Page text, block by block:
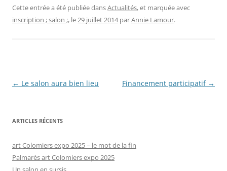
Cette entrée a été publiée dansActualités, et marquée avec
inscription ; salon ;, le29 juillet 2014 parAnnie Lamour.
Navigation
← Le salon aura bien lieu Financement participatif →
ARTICLES RÉCENTS
art Colomiers expo 2025 – le mot de la fin
Palmarès art Colomiers expo 2025